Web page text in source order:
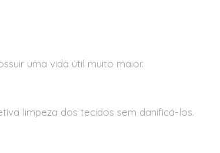
uma vida útil muito maior.
limpeza dos tecidos sem danificá-los.